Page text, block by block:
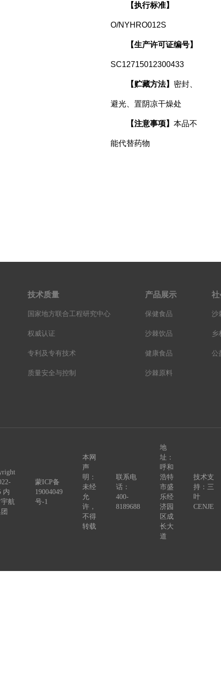
【执行标准】
O/NYHRO012S
【生产许可证编号】
SC12715012300433
【贮藏方法】 密封、
避光、置阴凉干燥处
【注意事项】 本品不
能代替药物
技术质量
国家地方联合工程研究中心
权威认证
专利及专有技术
质量安全与控制
产品展示
保健食品
沙棘饮品
健康食品
沙棘原料
社
沙
乡
公
内
航
蒙ICP备
19004049
号-1
本网
声
明：
未经
允
许，
不得
转载
联系电
话：
400-
8189688
地
址：
呼和
浩特
市盛
乐经
济园
区成
长大
道
技术支
持：三
叶
CENJE